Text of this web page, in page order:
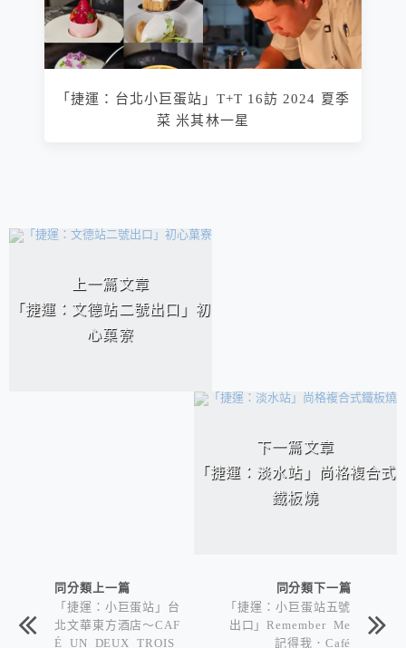
「捷運：台北小巨蛋站」T+T 16訪 2024 夏季
菜 米其林一星
相連文章
上一篇文章
「捷運：文德站二號出口」初
心菓寮
下一篇文章
「捷運：淡水站」尚格複合式
鐵板燒
同分類上一篇
「捷運：小巨蛋站」台
北文華東方酒店～CAF
É UN DEUX TROIS
同分類下一篇
「捷運：小巨蛋站五號
出口」Remember Me
_記得我．Café